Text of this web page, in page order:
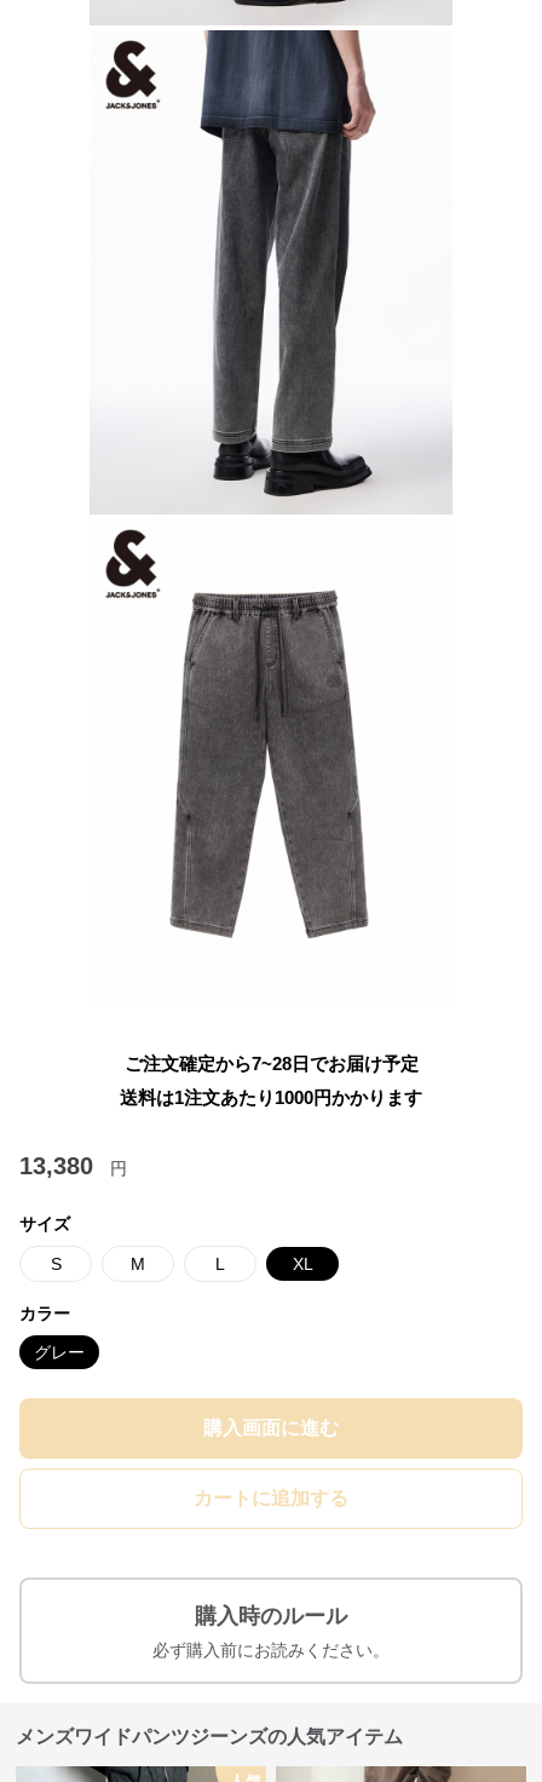
ご注文確定から7~28日でお届け予定
送料は1注文あたり 1000円かかります
13,380 円
サイズ
S M L XL
カラー
グレー
購入画面に進む
カートに追加する
購入時のルール
必ず購入前にお読みください。
メンズワイドパンツジーンズの人気アイテム